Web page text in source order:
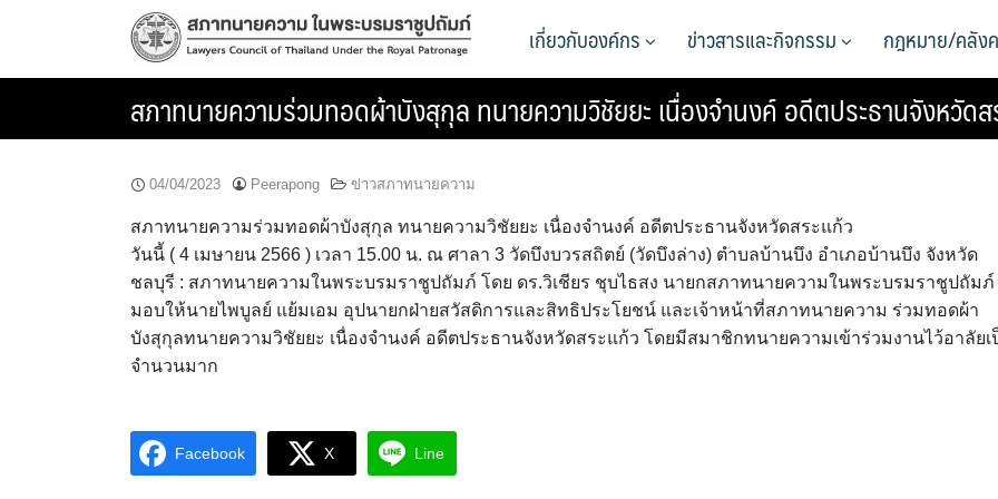
เกี่ยวกับองค์กร ข่าวสารและกิจกรรม กฎหมาย/คลัง
สภาทนายความร่วมทอดผ้าบังสุกุล ทนายความวิชัยยะ เนื่องจำนงค์ อดีตประธานจังหวัดส
04/04/2023 Peerapong ข่าวสภาทนายความ
สภาทนายความร่วมทอดผ้าบังสุกุล ทนายความวิชัยยะ เนื่องจำนงค์ อดีตประธานจังหวัดสระแก้ว
วันนี้ ( 4 เมษายน 2566 ) เวลา 15.00 น. ณ ศาลา 3 วัดบึงบวรสถิตย์ (วัดบึงล่าง) ตำบลบ้านบึง อำเภอบ้านบึง จังหวัด
ชลบุรี : สภาทนายความในพระบรมราชูปถัมภ์ โดย ดร.วิเชียร ชุบไธสง นายกสภาทนายความในพระบรมราชูปถัมภ์
มอบให้นายไพบูลย์ แย้มเอม อุปนายกฝ่ายสวัสดิการและสิทธิประโยชน์ และเจ้าหน้าที่สภาทนายความ ร่วมทอดผ้า
บังสุกุลทนายความวิชัยยะ เนื่องจำนงค์ อดีตประธานจังหวัดสระแก้ว โดยมีสมาชิกทนายความเข้าร่วมงานไว้อาลัยเ
จำนวนมาก
Facebook X Line